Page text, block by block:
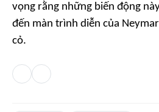
vọng rằng những biến động
đến màn trình diễn của
cỏ.